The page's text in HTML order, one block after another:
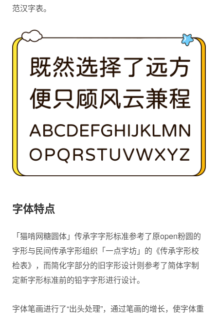
范汉字表。
字体特点
「猫啃网糖圆体」传承字字形标准参考了原open粉圆的
字形与民间传承字形组织「一点字坊」的《传承字形校
检表》，而简化字部分的旧字形设计则参考了简体字制
定新字形标准前的铅字字形进行设计。
字体笔画进行了“出头处理”，通过笔画的增长，使字体重